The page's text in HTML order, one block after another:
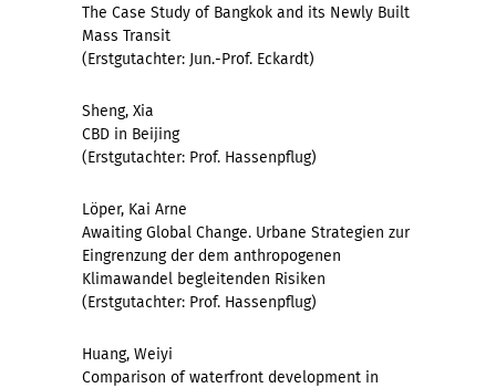
The Case Study of Bangkok and its Newly Built
Mass Transit
(Erstgutachter: Jun.-Prof. Eckardt)
Sheng, Xia
CBD in Beijing
(Erstgutachter: Prof. Hassenpflug)
Löper, Kai Arne
Awaiting Global Change. Urbane Strategien zur
Eingrenzung der dem anthropogenen
Klimawandel begleitenden Risiken
(Erstgutachter: Prof. Hassenpflug)
Huang, Weiyi
Comparison of waterfront development in